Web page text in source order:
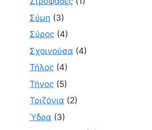
Σύμη (3)
Σύρος (4)
Σχοινούσα (4)
Τήλος (4)
Τήνος (5)
Τριζόνια (2)
Ύδρα (3)